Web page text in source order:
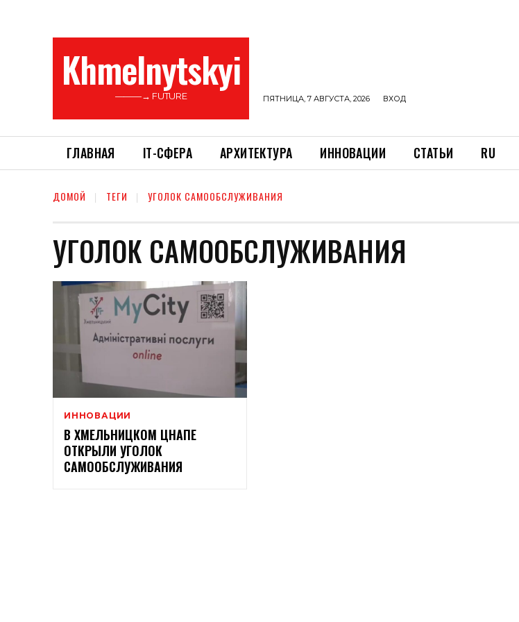
Khmelnytskyi
———→ FUTURE ПЯТНИЦА, 7 АВГУСТА, 2026 ВХОД
ГЛАВНАЯ ІТ-СФЕРА АРХИТЕКТУРА ИННОВАЦИИ СТАТЬИ RU
ДОМОЙ ТЕГИ УГОЛОК САМООБСЛУЖИВАНИЯ
УГОЛОК САМООБСЛУЖИВАНИЯ
ИННОВАЦИИ
В ХМЕЛЬНИЦКОМ ЦНАПЕ
ОТКРЫЛИ УГОЛОК
САМООБСЛУЖИВАНИЯ